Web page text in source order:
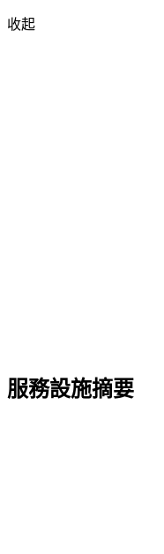
收起
服務設施摘要